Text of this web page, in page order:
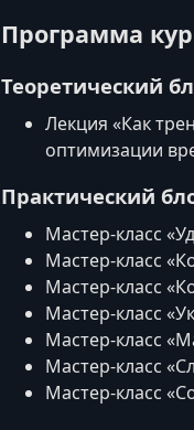
Программа
Теоретический
Лекция «Как
оптимизации
Практический
Мастер-класс
Мастер-класс
Мастер-класс
Мастер-класс
Мастер-класс
Мастер-класс
Мастер-класс